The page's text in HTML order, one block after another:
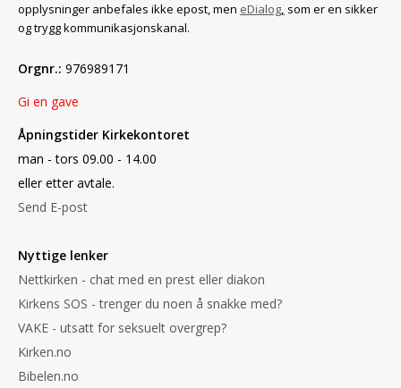
opplysninger anbefales ikke epost, men eDialog, som er en sikker
og trygg kommunikasjonskanal.
Orgnr.: 976989171
Gi en gave
Åpningstider Kirkekontoret
man - tors 09.00 - 14.00
eller etter avtale.
Send E-post
Nyttige lenker
Nettkirken - chat med en prest eller diakon
Kirkens SOS - trenger du noen å snakke med?
VAKE - utsatt for seksuelt overgrep?
Kirken.no
Bibelen.no